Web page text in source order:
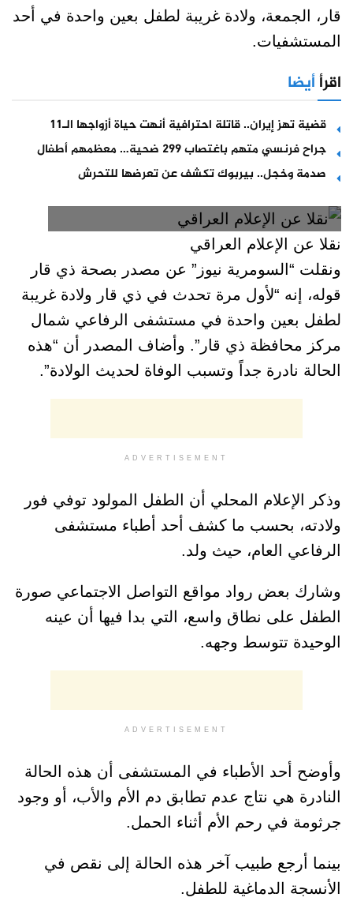
قار، الجمعة، ولادة غريبة لطفل بعين واحدة في أحد
المستشفيات.
اقرأأيضا
قضية تهز إيران.. قاتلة احترافية أنهت حياة أزواجها الـ11
جراح فرنسي متهم باغتصاب 299 ضحية… معظمهم أطفال
صدمة وخجل.. بيربوك تكشف عن تعرضها للتحرش
نقلا عن الإعلام العراقي
ونقلت “السومرية نيوز” عن مصدر بصحة ذي قار
قوله، إنه “لأول مرة تحدث في ذي قار ولادة غريبة
لطفل بعين واحدة في مستشفى الرفاعي شمال
مركز محافظة ذي قار”. وأضاف المصدر أن “هذه
الحالة نادرة جداً وتسبب الوفاة لحديث الولادة”.
ADVERTISEMENT
وذكر الإعلام المحلي أن الطفل المولود توفي فور
ولادته، بحسب ما كشف أحد أطباء مستشفى
الرفاعي العام، حيث ولد.
وشارك بعض رواد مواقع التواصل الاجتماعي صورة
الطفل على نطاق واسع، التي بدا فيها أن عينه
الوحيدة تتوسط وجهه.
ADVERTISEMENT
وأوضح أحد الأطباء في المستشفى أن هذه الحالة
النادرة هي نتاج عدم تطابق دم الأم والأب، أو وجود
جرثومة في رحم الأم أثناء الحمل.
بينما أرجع طبيب آخر هذه الحالة إلى نقص في
الأنسجة الدماغية للطفل.